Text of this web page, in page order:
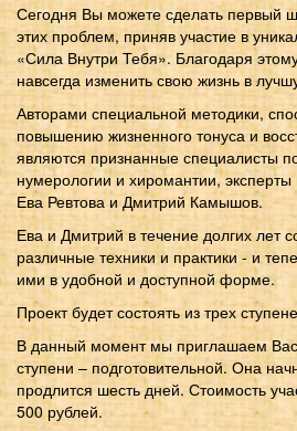
Сегодня Вы можете сделать первый
этих проблем, приняв участие в
«Сила Внутри Тебя». Благодаря
навсегда изменить свою жизнь в
Авторами специальной методики,
повышению жизненного тонуса и
являются признанные специалисты
нумерологии и хиромантии, эксперты
Ева Ревтова и Дмитрий Камышов.
Ева и Дмитрий в течение долгих лет
различные техники и практики - и
ими в удобной и доступной форме.
Проект будет состоять из трех
В данный момент мы приглашаем Вас
ступени – подготовительной. Она
продлится шесть дней. Стоимость
500 рублей.